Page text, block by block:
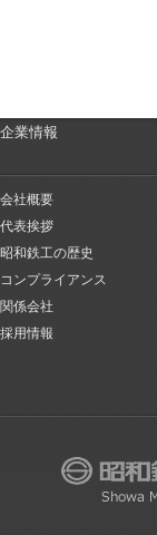
企業情報
会社概要
代表挨拶
昭和鉄工の歴史
コンプライアンス
関係会社
採用情報